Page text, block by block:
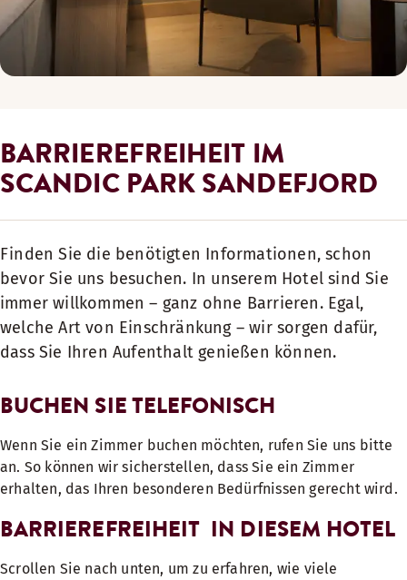
BARRIEREFREIHEIT IM
SCANDIC PARK SANDEFJORD
Finden Sie die benötigten Informationen, schon
bevor Sie uns besuchen. In unserem Hotel sind Sie
immer willkommen – ganz ohne Barrieren. Egal,
welche Art von Einschränkung – wir sorgen dafür,
dass Sie Ihren Aufenthalt genießen können.
BUCHEN SIE TELEFONISCH
Wenn Sie ein Zimmer buchen möchten, rufen Sie uns bitte
an. So können wir sicherstellen, dass Sie ein Zimmer
erhalten, das Ihren besonderen Bedürfnissen gerecht wird.
BARRIEREFREIHEIT IN DIESEM HOTEL
Scrollen Sie nach unten, um zu erfahren, wie viele